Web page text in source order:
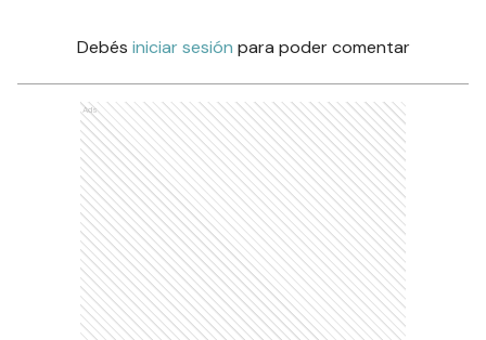
Debés iniciar sesión para poder comentar
Ads